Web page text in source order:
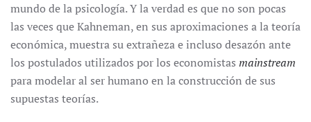
mundo de la psicología. Y la verdad es que no son pocas
las veces que Kahneman, en sus aproximaciones a la teoría
económica, muestra su extrañeza e incluso desazón ante
los postulados utilizados por los economistas mainstream
para modelar al ser humano en la construcción de sus
supuestas teorías.